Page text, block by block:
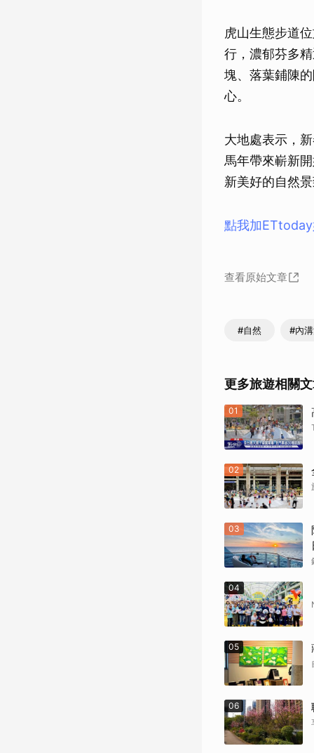
虎山生態步道
行，濃郁芬多
塊、落葉鋪陳
心。
大地處表示，
馬年帶來嶄新
新美好的自然
點我加
查看原始文章
#自然 #內
更多旅遊相關
01
02
03
04
05
06